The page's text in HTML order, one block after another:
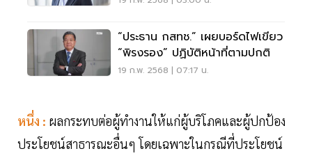
“ประธาน กสทช.” เผยบอร์ดไฟเขียว
“พิรงรอง” ปฏิบัติหน้าที่ตามปกติ
19 ก.พ. 2568 | 07:17 น.
หนึ่ง : ผลกระทบต่อผู้ทำงานให้แก่ผู้บริโภคและผู้ปกป้อง
ประโยชน์สาธารณะอื่นๆ โดยเฉพาะในกรณีที่ประโยชน์